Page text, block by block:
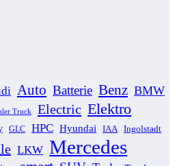
Auto Batterie Benz BMW
Truck Electric Elektro
GLC HPC Hyundai IAA Ingolstadt
LKW Mercedes